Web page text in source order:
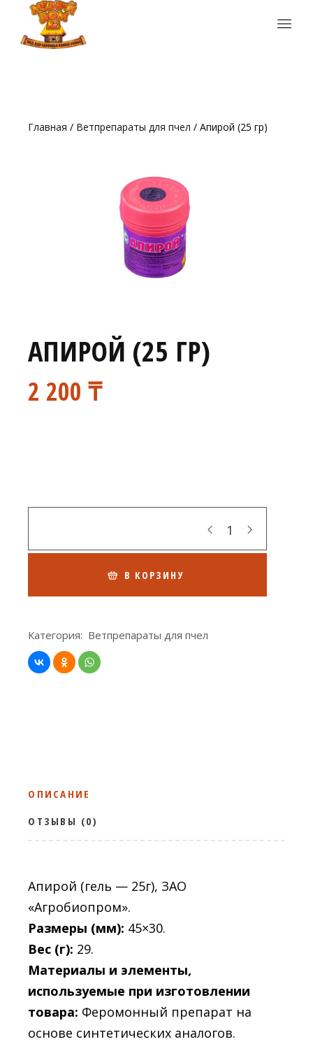
Главная / Ветпрепараты для пчел / Апирой (25 гр)
АПИРОЙ (25 ГР)
2 200₸
В КОРЗИНУ
Категория: Ветпрепараты для пчел
ОПИСАНИЕ
ОТЗЫВЫ (0)
Апирой (гель — 25г), ЗАО
«Агробиопром».
Размеры (мм): 45×30.
Вес (г): 29.
Материалы и элементы,
используемые при изготовлении
товара: Феромонный препарат на
основе синтетических аналогов.